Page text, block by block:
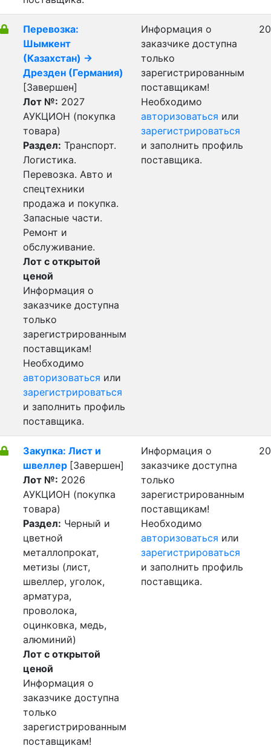
Перевозка:
Шымкент
(Казахстан) ->
Дрезден (Германия)
[Завершен]
Лот №: 2027
АУКЦИОН (покупка
товара)
Раздел: Транспорт.
Логистика.
Перевозка. Авто и
спецтехники
продажа и покупка.
Запасные части.
Ремонт и
обслуживание.
Лот с открытой
ценой
Информация о
заказчике доступна
только
зарегистрированным
поставщикам!
Необходимо
авторизоваться или
зарегистрироваться
и заполнить профиль
поставщика.
Информация о
заказчике доступна
только
зарегистрированным
поставщикам!
Необходимо
авторизоваться или
зарегистрироваться
и заполнить профиль
поставщика.
Закупка: Лист и
швеллер [Завершен]
Лот №: 2026
АУКЦИОН (покупка
товара)
Раздел: Черный и
цветной
металлопрокат,
метизы (лист,
швеллер, уголок,
арматура,
проволока,
оцинковка, медь,
алюминий)
Лот с открытой
ценой
Информация о
заказчике доступна
только
зарегистрированным
поставщикам!
Информация о
заказчике доступна
только
зарегистрированным
поставщикам!
Необходимо
авторизоваться или
зарегистрироваться
и заполнить профиль
поставщика.